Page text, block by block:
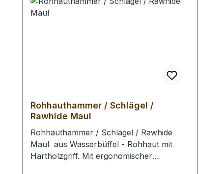
Rohhauthammer / Schlägel /
Rawhide Maul
Rohhauthammer / Schlägel / Rawhide
Maul aus Wasserbüffel - Rohhaut mit
Hartholzgriff. Mit ergonomischer